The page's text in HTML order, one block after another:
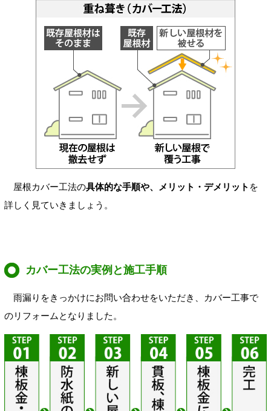
屋根カバー工法の具体的な手順や、メリット・デメリット を
詳しく見ていきましょう。
カバー工法の実例と施工手順
雨漏りをきっかけにお問い合わせをいただき、カバー工事で
のリフォームとなりました。